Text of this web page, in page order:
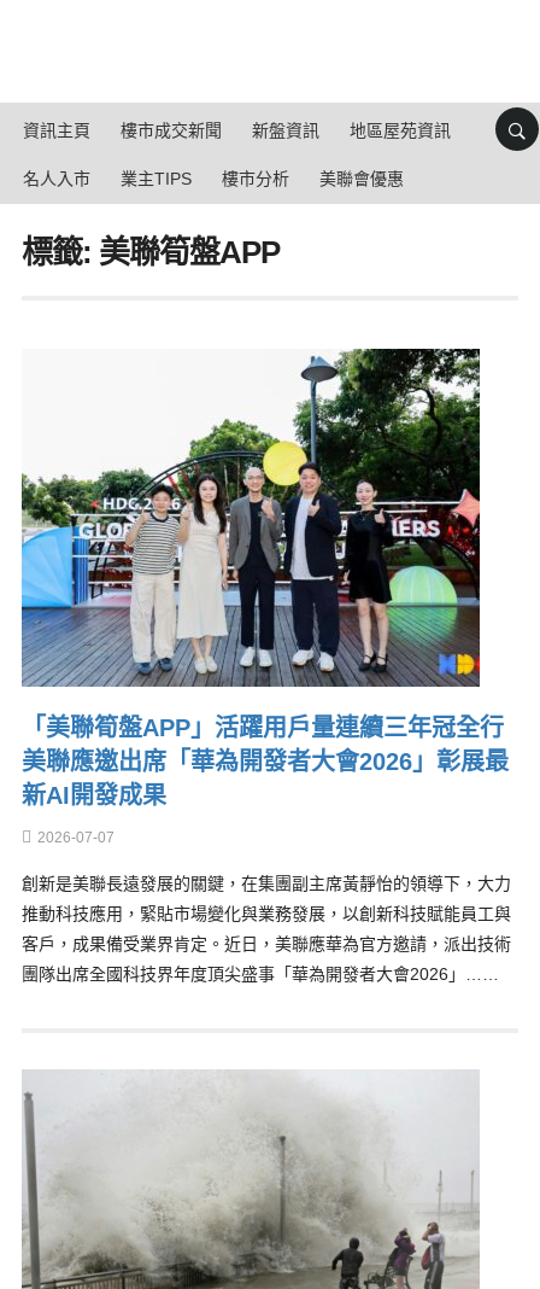
資訊主頁 樓市成交新聞 新盤資訊 地區屋苑資訊
名人入市 業主TIPS 樓市分析 美聯會優惠
標籤: 美聯筍盤APP
「美聯筍盤APP」活躍用戶量連續三年冠全行
美聯應邀出席「華為開發者大會2026」彰展最
新AI開發成果
2026-07-07
創新是美聯長遠發展的關鍵，在集團副主席黃靜怡的領導下，大力
推動科技應用，緊貼市場變化與業務發展，以創新科技賦能員工與
客戶，成果備受業界肯定。近日，美聯應華為官方邀請，派出技術
團隊出席全國科技界年度頂尖盛事「華為開發者大會2026」……